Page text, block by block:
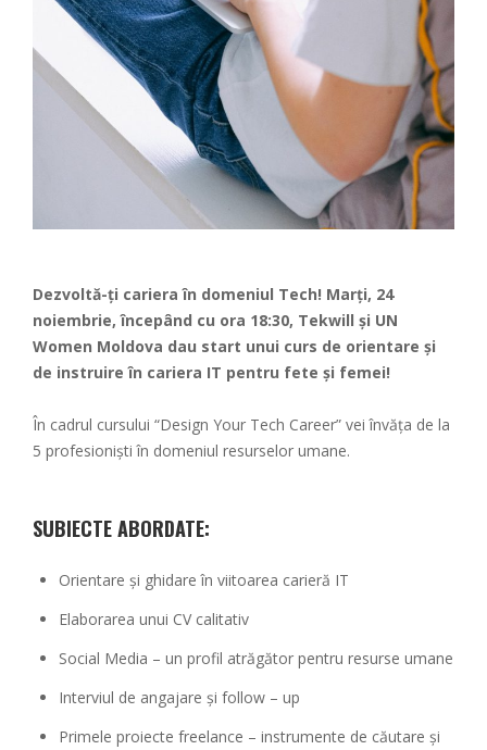
Dezvoltă-ți cariera în domeniul Tech! Marți, 24
noiembrie, începând cu ora 18:30, Tekwill şi UN
Women Moldova dau start unui curs de orientare și
de instruire în cariera IT pentru fete și femei!
În cadrul cursului “Design Your Tech Career” vei învăța de la
5 profesioniști în domeniul resurselor umane.
SUBIECTE ABORDATE:
Orientare și ghidare în viitoarea carieră IT
Elaborarea unui CV calitativ
Social Media – un profil atrăgător pentru resurse umane
Interviul de angajare și follow – up
Primele proiecte freelance – instrumente de căutare și